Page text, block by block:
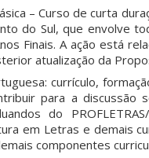
– Curso de curta
do Sul, que envolve
Finais. A ação está
atualização da
currículo,
para a discussão
do
em Letras e demais
componentes